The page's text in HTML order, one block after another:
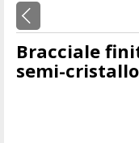
Bracciale
semi-cristallo